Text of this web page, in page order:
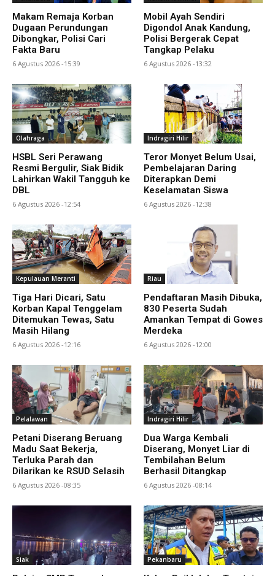
Makam Remaja Korban
Dugaan Perundungan
Dibongkar, Polisi Cari
Fakta Baru
6 Agustus 2026 -15:39
Mobil Ayah Sendiri
Digondol Anak Kandung,
Polisi Bergerak Cepat
Tangkap Pelaku
6 Agustus 2026 -13:32
Olahraga
HSBL Seri Perawang
Resmi Bergulir, Siak Bidik
Lahirkan Wakil Tangguh ke
DBL
6 Agustus 2026 -12:54
Indragiri Hilir
Teror Monyet Belum Usai,
Pembelajaran Daring
Diterapkan Demi
Keselamatan Siswa
6 Agustus 2026 -12:38
Kepulauan Meranti
Tiga Hari Dicari, Satu
Korban Kapal Tenggelam
Ditemukan Tewas, Satu
Masih Hilang
6 Agustus 2026 -12:16
Riau
Pendaftaran Masih Dibuka,
830 Peserta Sudah
Amankan Tempat di Gowes
Merdeka
6 Agustus 2026 -12:00
Pelalawan
Petani Diserang Beruang
Madu Saat Bekerja,
Terluka Parah dan
Dilarikan ke RSUD Selasih
6 Agustus 2026 -08:35
Indragiri Hilir
Dua Warga Kembali
Diserang, Monyet Liar di
Tembilahan Belum
Berhasil Ditangkap
6 Agustus 2026 -08:14
Siak Pekanbaru